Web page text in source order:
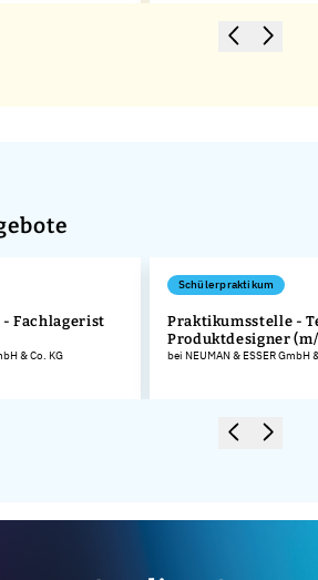
Fachlagerist
& Co. KG
Schülerpraktikum
Praktikumsstelle -
Produktdesigner
bei NEUMAN & ESSER GmbH